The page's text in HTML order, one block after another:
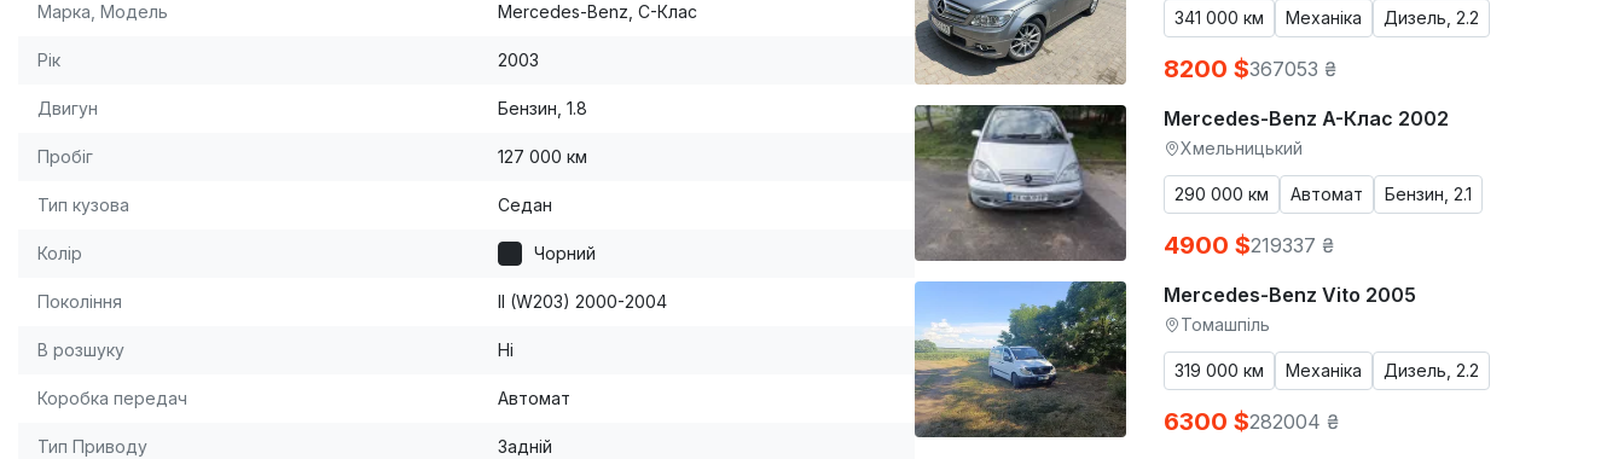
Марка, Модель Mercedes-Benz, C-Клас
Рік 2003
Двигун Бензин, 1.8
Пробіг 127 000 км
Тип кузова Седан
Колір Чорний
Покоління II (W203) 2000-2004
В розшуку Ні
Коробка передач Автомат
Тип Приводу Задній
341 000 км Механіка Дизель, 2.2
8200 $367053 ₴
Mercedes-Benz A-Клас 2002
Хмельницький
290 000 км Автомат Бензин, 2.1
4900 $219337 ₴
Mercedes-Benz Vito 2005
Томашпіль
319 000 км Механіка Дизель, 2.2
6300 $282004 ₴